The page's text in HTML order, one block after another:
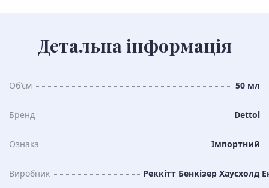
Детальна інформація
Об'єм 50 мл
Бренд Dettol
Ознака Імпортний
Виробник Реккітт Бенкізер Хаусхолд